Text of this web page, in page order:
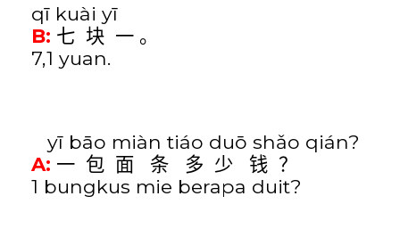
qī kuài yī
B: 七 块 一 。
7,1 yuan.
yī bāo miàn tiáo duō shǎo qián?
A: 一 包 面 条 多 少 钱 ？
1 bungkus mie berapa duit?